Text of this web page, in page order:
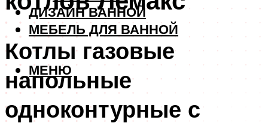
ДИЗАЙН ВАННОЙ
МЕБЕЛЬ ДЛЯ ВАННОЙ
МЕНЮ
Котлы газовые
напольные
одноконтурные с